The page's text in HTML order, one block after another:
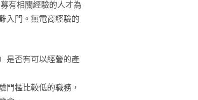
有相關經驗的人才為
入門。無電商經驗的
是否有可以經營的產
門檻比較低的職務，